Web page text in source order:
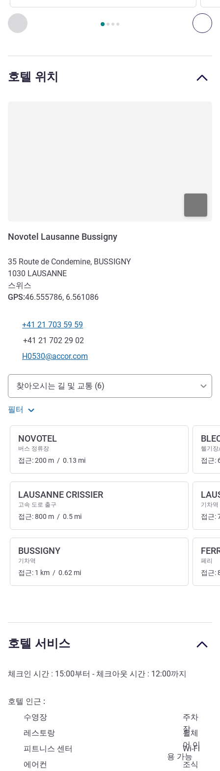
이전 - 객실 다
4/ 페이지 , 객실 1 : Superior Business room with 1 double
호텔 위치
Novotel Lausanne Bussigny
35 Route de Condemine, BUSSIGNY
1030 LAUSANNE
스위스
GPS:46.555786, 6.561086
전화
+41 21 703 59 59
팩스
+41 21 702 29 02
E-mail
H0530@accor.com
호텔 접근 및 교통
찾아오시는 길 및 교통 (6)
필터
NOVOTEL
버스 정류장
접근:200 m / 0.13 mi
LAUSANNE CRISSIER
고속 도로 출구
접근:800 m / 0.5 mi
BUSSIGNY
기차역
접근: 1 km / 0.62 mi
헬기
접근:
기차역
접근:
페리
접근:
호텔 서비스
체크인 시간 : 15:00부터 - 체크아웃 시간 : 12:00까지
호텔 인근
수영장
주차
장
레스토랑
휠체
어 이
용 가능
피트니스 센터
Wi-Fi
에어컨
조식